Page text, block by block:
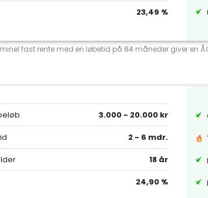
23,49 %
fast rente med en løbetid på 84 måneder giver en
3.000 - 20.000 kr
2 - 6 mdr.
18 år
24,90 %